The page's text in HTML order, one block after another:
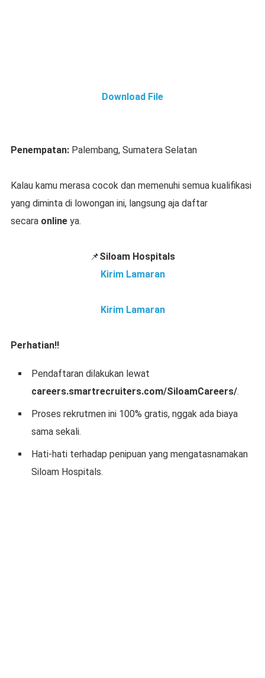
Download File
Penempatan: Palembang, Sumatera Selatan
Kalau kamu merasa cocok dan memenuhi semua kualifikasi
yang diminta di lowongan ini, langsung aja daftar
secara online ya.
📌Siloam Hospitals
Kirim Lamaran
Kirim Lamaran
Perhatian!!
Pendaftaran dilakukan lewat
careers.smartrecruiters.com/SiloamCareers/.
Proses rekrutmen ini 100% gratis, nggak ada biaya
sama sekali.
Hati-hati terhadap penipuan yang mengatasnamakan
Siloam Hospitals.